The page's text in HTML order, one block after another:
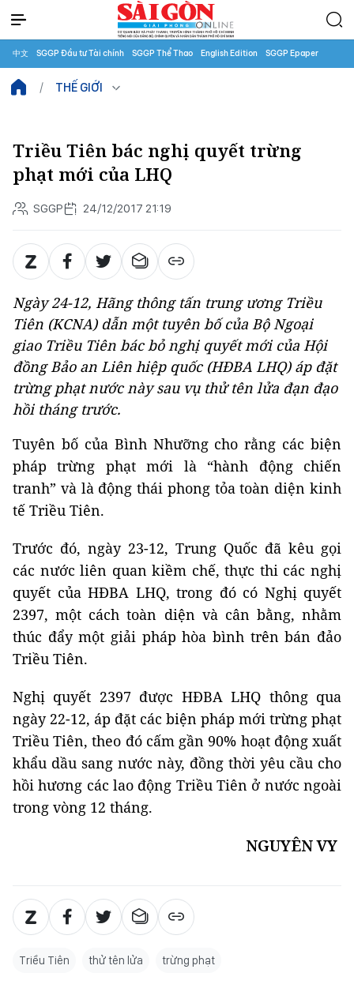
中文 SGGP Đầu tư Tài chính SGGP Thể Thao English Edition SGGP Epaper
THẾ GIỚI
Triều Tiên bác nghị quyết trừng
phạt mới của LHQ
SGGP 24/12/2017 21:19
Ngày 24-12, Hãng thông tấn trung ương Triều
Tiên (KCNA) dẫn một tuyên bố của Bộ Ngoại
giao Triều Tiên bác bỏ nghị quyết mới của Hội
đồng Bảo an Liên hiệp quốc (HĐBA LHQ) áp đặt
trừng phạt nước này sau vụ thử tên lửa đạn đạo
hồi tháng trước.
Tuyên bố của Bình Nhưỡng cho rằng các biện
pháp trừng phạt mới là “hành động chiến
tranh” và là động thái phong tỏa toàn diện kinh
tế Triều Tiên.
Trước đó, ngày 23-12, Trung Quốc đã kêu gọi
các nước liên quan kiềm chế, thực thi các nghị
quyết của HĐBA LHQ, trong đó có Nghị quyết
2397, một cách toàn diện và cân bằng, nhằm
thúc đẩy một giải pháp hòa bình trên bán đảo
Triều Tiên.
Nghị quyết 2397 được HĐBA LHQ thông qua
ngày 22-12, áp đặt các biện pháp mới trừng phạt
Triều Tiên, theo đó cấm gần 90% hoạt động xuất
khẩu dầu sang nước này, đồng thời yêu cầu cho
hồi hương các lao động Triều Tiên ở nước ngoài
trong vòng 12 tháng.
NGUYÊN VY ​
Triều Tiên thử tên lửa trừng phạt